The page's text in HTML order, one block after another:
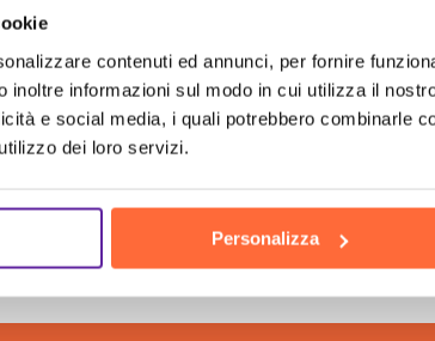
contenuti ed annunci, per fornire
inoltre informazioni sul modo in cui utilizza il
e social media, i quali potrebbero combinarle
dei loro servizi.
Personalizza